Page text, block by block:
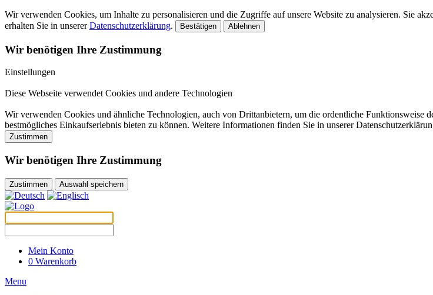
Wir verwenden Cookies, um Inhalte zu personalisieren und die Zugriffe auf unsere Website zu analysieren. Sie
erhalten Sie in unsererDatenschutzerklärung. Bestätigen Ablehnen
Wir benötigen Ihre Zustimmung
Einstellungen
Diese Webseite verwendet Cookies und andere Technologien
Wir verwenden Cookies und ähnliche Technologien, auch von Drittanbietern, um die ordentliche Funktionsweise
bestmögliches Einkaufserlebnis bieten zu können. Weitere Informationen finden Sie in unserer
Zustimmen
Wir benötigen Ihre Zustimmung
Zustimmen Auswahl speichern
Mein Konto
0 Warenkorb
Menu